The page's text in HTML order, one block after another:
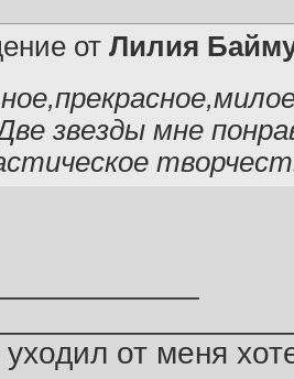
от Лилия
звезды мне
уходил от меня